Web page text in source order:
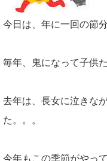
今日は、年に一回の節
毎年、鬼になって子供
去年は、長女に泣きな
た。。。
今年もこの季節がやっ